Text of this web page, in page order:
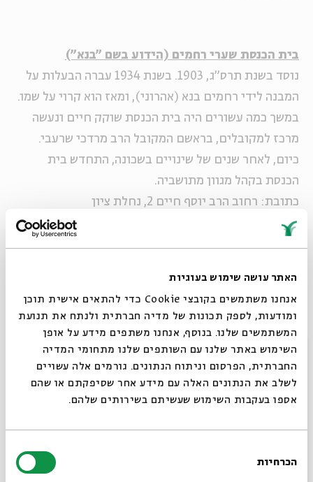
האתר עושה שימוש בעוגיות
אנחנו משתמשים בקובצי Cookie כדי להתאים אישית תוכן
ומודעות, לספק תכונות של מדיה חברתית ולנתח את תנועת
המשתמשים שלנו. בנוסף, אנחנו משתפים מידע על אופן
השימוש באתר שלנו עם השותפים שלנו מתחומי המדיה
החברתית, הפרסום וניתוח הנתונים. גורמים אלה עשויים
לשלב את הנתונים האלה עם מידע אחר שסיפקתם או שהם
אספו בעקבות השימוש שעשיתם בשירותים שלהם.
הסכמה
הכרחיות
בית הכנסת שערי רחמים (הידוע בשם "בנא")
נוסד בשנת תרס"ג, 1903. בשנת 1934 עברה הבעלות על
המבנה לידי רחמים בנא (אהרוני), ומאז הוא קרוי על שמו.
במשך כמה עשורים היה בית הכנסת שוקק חיים ונעשה
מרכז למקובלים, בראשם המקובל הרב מרדכי שרעבי.
כיום, לאחר שנים של שינויים בשכונה, התחדש בית
הכנסת בקהל מגוון מתושביה.
כתובת: רחוב הרב יוסף חיים 2, נחלת ציון
הרכב נגנים בסגנון מזרחי-קלאסי
במקום תוגש תקרובת בסגנון האירוח הספרדי
ירושלים תשע"א 2011
סגור